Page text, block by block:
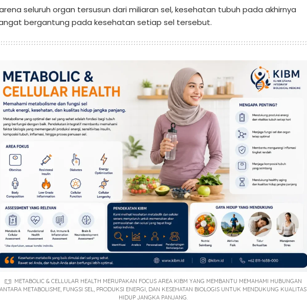
seluruh organ tersusun dari miliaran sel, kesehatan tubuh pada akhirnya
bergantung pada kesehatan setiap sel tersebut.
METABOLIC & CELLULAR HEALTH MERUPAKAN FOCUS AREA KIBM YANG MEMBANTU MEMAHAMI HUBUNGAN
ANTARA METABOLISME, FUNGSI SEL, PRODUKSI ENERGI, DAN KESEHATAN BIOLOGIS UNTUK MENDUKUNG KUALITAS
HIDUP JANGKA PANJANG.